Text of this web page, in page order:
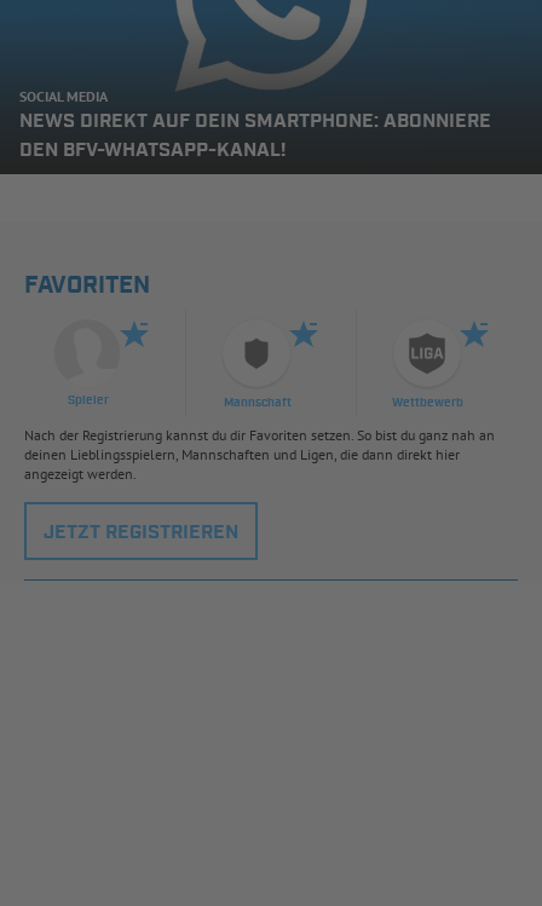
SOCIAL MEDIA
NEWS DIREKT AUF DEIN SMARTPHONE: ABONNIERE
DEN BFV-WHATSAPP-KANAL!
FAVORITEN
Spieler Mannschaft Wettbewerb
Nach der Registrierung kannst du dir Favoriten setzen. So bist du ganz nah an
deinen Lieblingsspielern, Mannschaften und Ligen, die dann direkt hier
angezeigt werden.
JETZT REGISTRIEREN